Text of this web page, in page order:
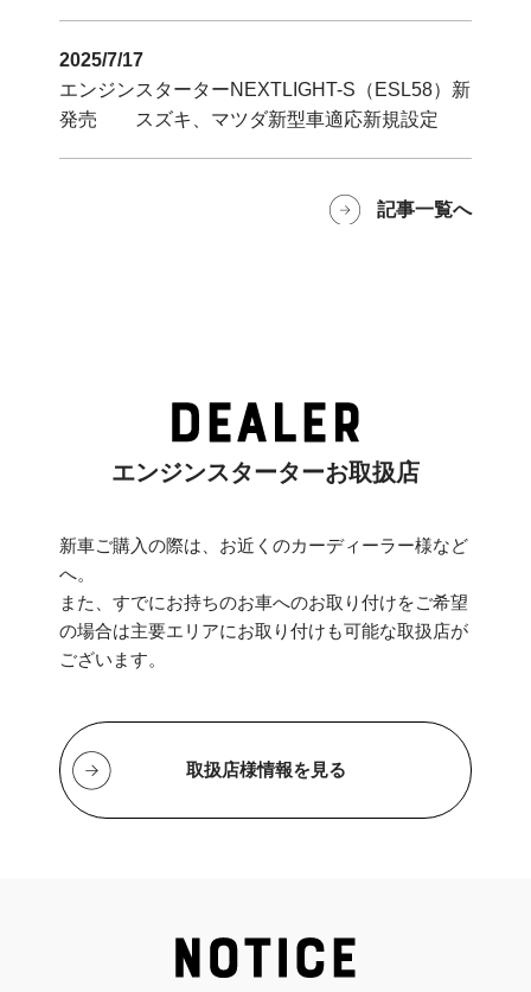
2025/7/17
エンジンスターターNEXTLIGHT-S（ESL58）新
発売 スズキ、マツダ新型車適応新規設定
記事一覧へ
エンジンスターターお取扱店
新車ご購入の際は、お近くのカーディーラー様など
へ。
また、すでにお持ちのお車へのお取り付けをご希望
の場合は主要エリアにお取り付けも可能な取扱店が
ございます。
取扱店様情報を見る